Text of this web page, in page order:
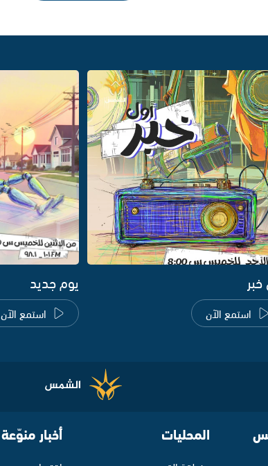
استمع الآن
يوم جديد
استمع الآن
المحليات أخبار منوّعة